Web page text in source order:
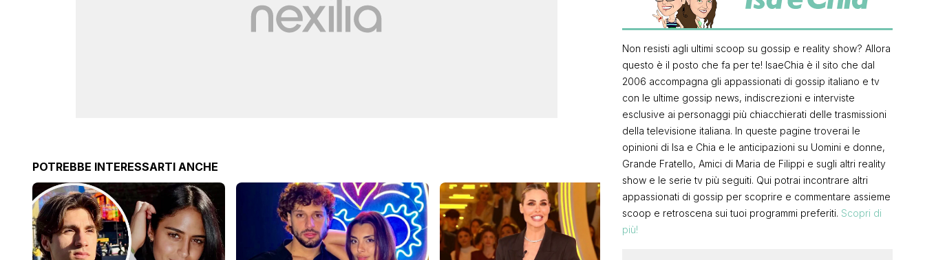
POTREBBE INTERESSARTI ANCHE
Non resisti agli ultimi scoop su gossip e reality show? Allora
questo è il posto che fa per te! IsaeChia è il sito che dal
2006 accompagna gli appassionati di gossip italiano e tv
con le ultime gossip news, indiscrezioni e interviste
esclusive ai personaggi più chiacchierati delle trasmissioni
della televisione italiana. In queste pagine troverai le
opinioni di Isa e Chia e le anticipazioni su Uomini e donne,
Grande Fratello, Amici di Maria de Filippi e sugli altri reality
show e le serie tv più seguiti. Qui potrai incontrare altri
appassionati di gossip per scoprire e commentare assieme
scoop e retroscena sui tuoi programmi preferiti. Scopri di
più!